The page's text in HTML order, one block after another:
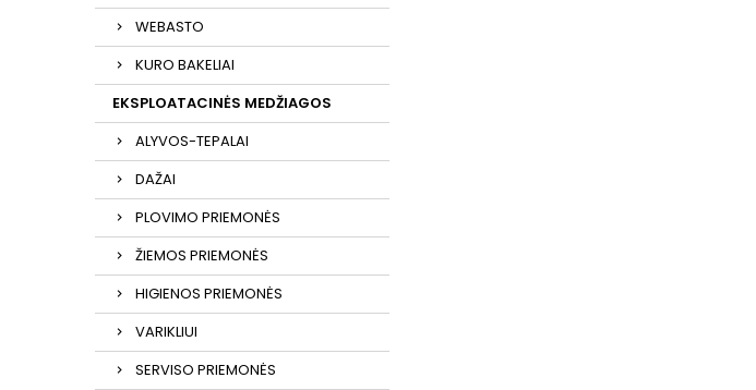
WEBASTO
KURO BAKELIAI
EKSPLOATACINĖS MEDŽIAGOS
ALYVOS-TEPALAI
DAŽAI
PLOVIMO PRIEMONĖS
ŽIEMOS PRIEMONĖS
HIGIENOS PRIEMONĖS
VARIKLIUI
SERVISO PRIEMONĖS